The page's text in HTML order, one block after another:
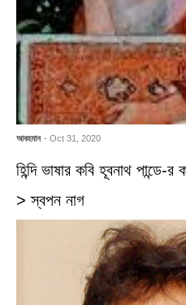
আবহমান - Oct 31, 2020
হিন্দি ভাষার কবি হূবনাথ
> স্বপন নাগ